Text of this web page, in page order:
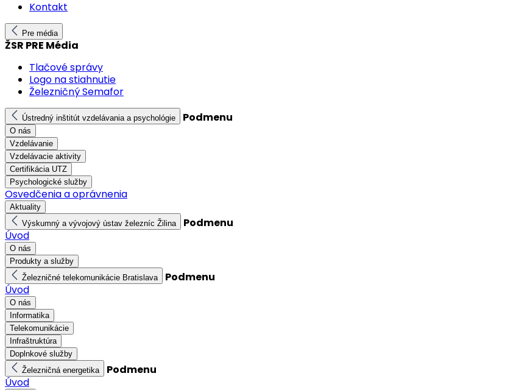
Kontakt
Pre média
ŽSR PRE Média
Tlačové správy
Logo na stiahnutie
Železničný Semafor
Ústredný inštitút vzdelávania a psychológie Podmenu
O nás
Vzdelávanie
Vzdelávacie aktivity
Certifikácia UTZ
Psychologické služby
Osvedčenia a oprávnenia
Aktuality
Výskumný a vývojový ústav železníc Žilina
Podmenu
Úvod
O nás
Produkty a služby
Železničné telekomunikácie Bratislava
Podmenu
Úvod
O nás
Informatika
Telekomunikácie
Infraštruktúra
Doplnkové služby
Železničná energetika
Podmenu
Úvod